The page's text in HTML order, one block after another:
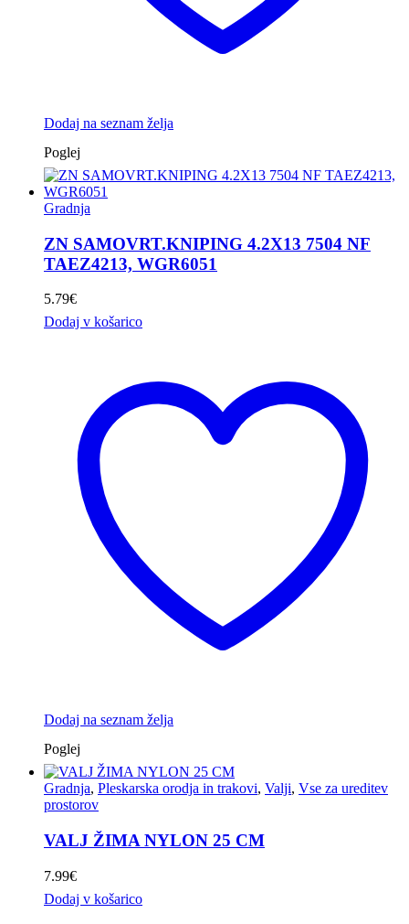
Dodaj na seznam želja
Poglej
Gradnja
ZN SAMOVRT.KNIPING 4.2X13 7504 NF
TAEZ4213, WGR6051
5.79€
Dodaj v košarico
Dodaj na seznam želja
Poglej
Gradnja, Pleskarska orodja in trakovi, Valji, Vse za ureditev
prostorov
VALJ ŽIMA NYLON 25 CM
7.99€
Dodaj v košarico